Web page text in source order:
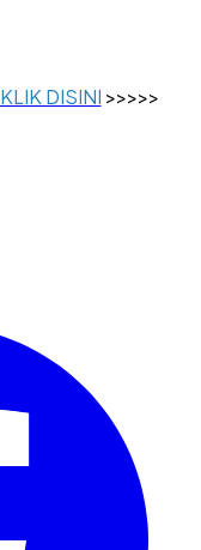
KLIK DISINI >>>>>